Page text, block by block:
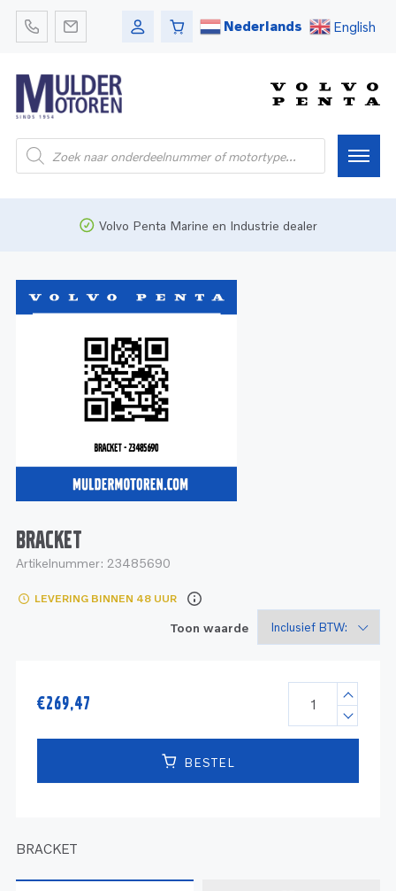
Nederlands English
Onderdelen
Bedrijfsvaart
Onderdelen
Motoren
Onderdelen
Service
Motoren
Service en onderhoud
Reman - Bedrijfsvaart
Volvo Penta Marine en Industrie dealer
BRACKET
Artikelnummer: 23485690
LEVERING BINNEN 48 UUR
Toon waarde
€269,47
BESTEL
BRACKET